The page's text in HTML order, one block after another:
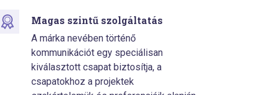
Magas szintű szolgáltatás
A márka nevében történő
kommunikációt egy speciálisan
kiválasztott csapat biztosítja, a
csapatokhoz a projektek